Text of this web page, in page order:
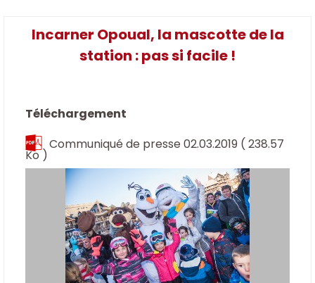
Incarner Opoual, la mascotte de la
station : pas si facile !
Téléchargement
Communiqué de presse 02.03.2019 ( 238.57
Ko )